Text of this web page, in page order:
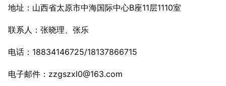
地址：山西省太原市中海国际中心B座11层1110室
联系人：张晓理、张乐
电话：18834146725/18137866715
电子邮件：zzgszxl0@163.com